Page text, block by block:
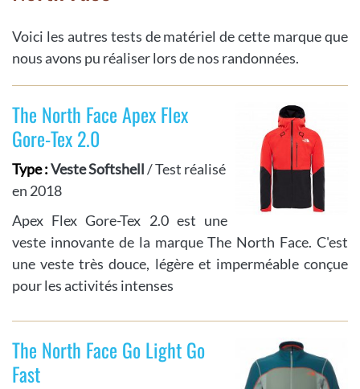
Voici les autres tests de matériel de cette marque que
nous avons pu réaliser lors de nos randonnées.
The North Face Apex Flex
Gore-Tex 2.0
Type :Veste Softshell/ Test réalisé
en 2018
Apex Flex Gore-Tex 2.0 est une
veste innovante de la marque The North Face. C'est
une veste très douce, légère et imperméable conçue
pour les activités intenses
The North Face Go Light Go
Fast